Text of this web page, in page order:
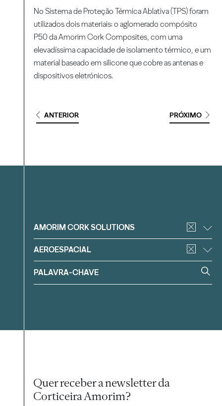
No Sistema de Proteção Térmica Ablativa (TPS) foram
utilizados dois materiais: o aglomerado compósito
P50 da Amorim Cork Composites, com uma
elevadíssima capacidade de isolamento térmico, e um
material baseado em silicone que cobre as antenas e
dispositivos eletrónicos.
ANTERIOR PRÓXIMO
Filtrar
AMORIM CORK SOLUTIONS
AEROESPACIAL
Quer receber a newsletter da
Corticeira Amorim?